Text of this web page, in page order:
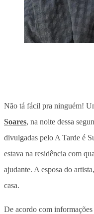
Não tá fácil pra ninguém!
Soares, na noite dessa
divulgadas pelo A Tarde é
estava na residência com
ajudante. A esposa do
casa.
De acordo com